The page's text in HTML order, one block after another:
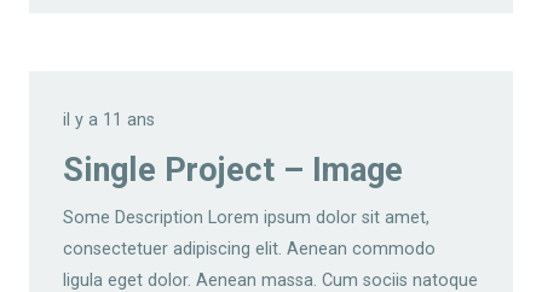
il y a 11 ans
Single Project – Image
Some Description Lorem ipsum dolor sit amet,
consectetuer adipiscing elit. Aenean commodo
ligula eget dolor. Aenean massa. Cum sociis natoque